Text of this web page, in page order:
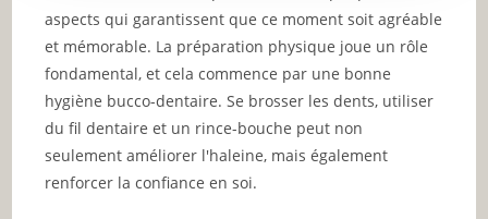
aspects qui garantissent que ce moment soit agréable
et mémorable. La préparation physique joue un rôle
fondamental, et cela commence par une bonne
hygiène bucco-dentaire. Se brosser les dents, utiliser
du fil dentaire et un rince-bouche peut non
seulement améliorer l'haleine, mais également
renforcer la confiance en soi.